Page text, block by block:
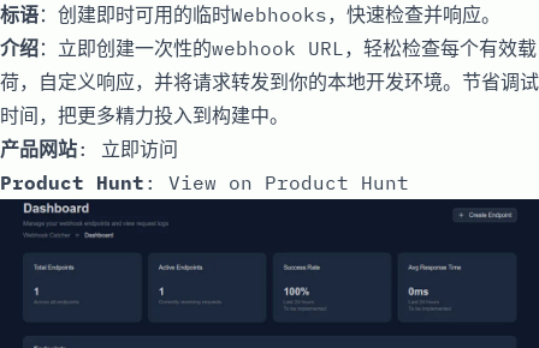
标语：创建即时可用的临时Webhooks，快速检查并响应。
介绍：立即创建一次性的webhook URL，轻松检查每个有效载
荷，自定义响应，并将请求转发到你的本地开发环境。节省调试
时间，把更多精力投入到构建中。
产品网站: 立即访问
Product Hunt : View on Product Hunt